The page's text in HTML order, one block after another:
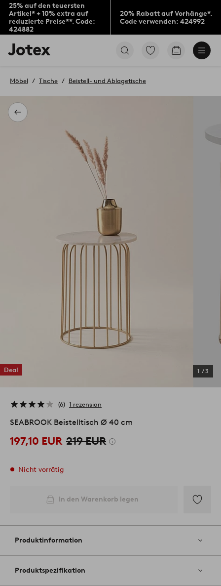
25% auf den teuersten
Artikel* + 10% extra auf
reduzierte Preise**. Code:
424882
20% Rabatt auf Vorhänge*.
Code verwenden: 424992
Jotex-
Logo
Startseite
Zu
Produkten
Zum
Zurück
Möbel Tische Beistell- und Ablagetische
Deal 1 /3
6 1 rezension
SEABROOK Beistelltisch Ø 40 cm
197,10 EUR 219 EUR
Nicht vorrätig
In den Warenkorb legen
Favoriten
Produktinformation
Produktspezifikation